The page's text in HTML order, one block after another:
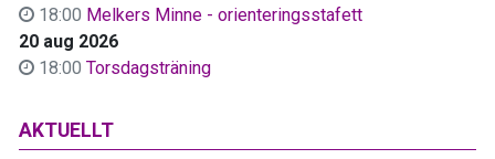
18:00 Melkers Minne - orienteringsstafett
20 aug 2026
18:00 Torsdagsträning
AKTUELLT